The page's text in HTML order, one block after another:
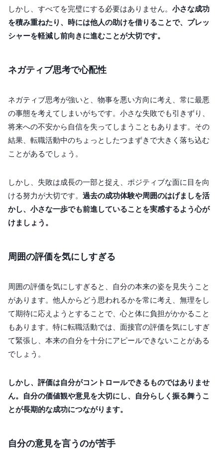
しかし、すべてを完璧にする必要はありません。 小さな成功
を積み重ねたり、時には他人の助けを借りることで、プレッ
シャーを軽減し前向きに進むことが大切です。
ネガティブ思考で心配性
ネガティブ思考が強いと、物事を悪い方向に考え、常に最悪
の事態を考えてしまいがちです。小さな失敗でも引きずり、
将来への不安から自信を失ってしまうこともあります。その
結果、転職活動中のちょっとしたつまずきで大きく落ち込む
ことがあるでしょう。
しかし、失敗は成長の一部と捉え、ポジティブな面に目を向
ける努力が大切です。 過去の成功体験や周囲のはげましを活
かし、小さな一歩でも前進していることを実感するよう心が
けましょう。
周囲の評価を気にしすぎる
周囲の評価を気にしすぎると、自分の本来の姿を見失うこと
があります。他人からどう思われるかを常に考え、無理をし
て期待に応えようとすることで、心と体に負担がかかること
もあります。特に転職活動では、面接官の評価を気にしすぎ
て緊張し、本来の自分を十分にアピールできないことがある
でしょう。
しかし、評価は自分がコントロールできるものではありませ
ん。自分の価値観や意見を大切にし、自分らしく振る舞うこ
とが長期的な成功につながります。
自分の意見を言うのが苦手